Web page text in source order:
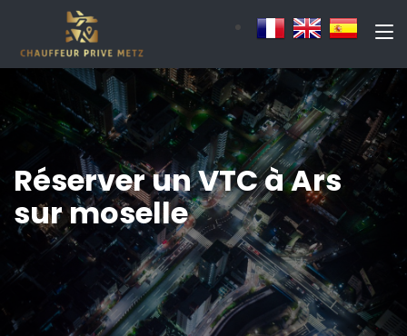
Réserver un VTC à Ars
sur moselle